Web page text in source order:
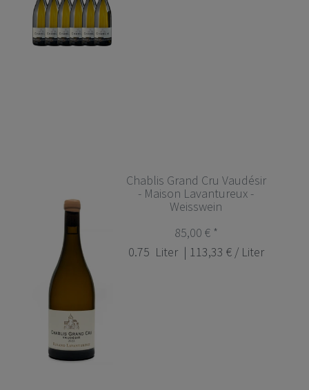
Chablis Grand Cru Vaudésir
- Maison Lavantureux -
Weisswein
85,00 € *
0.75 Liter | 113,33 € / Liter